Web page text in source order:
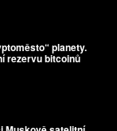
planety.
rezervu bitcoinů